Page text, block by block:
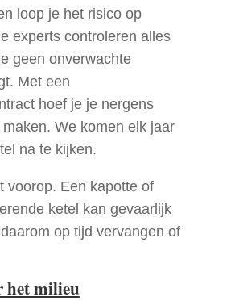
loop je het risico op
experts controleren alles
geen onverwachte
Met een
hoef je je nergens
We komen elk jaar
na te kijken.
voorop. Een kapotte of
ketel kan gevaarlijk
op tijd vervangen of
het milieu